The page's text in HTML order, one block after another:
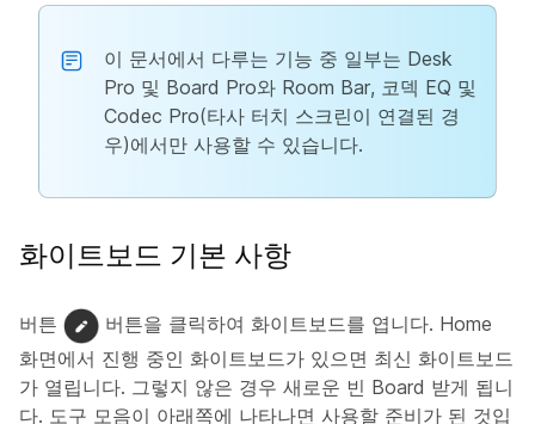
이 문서에서 다루는 기능 중 일부는 Desk
Pro 및 Board Pro와 Room Bar, 코덱 EQ 및
Codec Pro(타사 터치 스크린이 연결된 경
우)에서만 사용할 수 있습니다.
화이트보드 기본 사항
버튼
버튼을 클릭하여 화이트보드를 엽니다. Home
화면에서 진행 중인 화이트보드가 있으면 최신 화이트보드
가 열립니다. 그렇지 않은 경우 새로운 빈 Board 받게 됩니
다. 도구 모음이 아래쪽에 나타나면 사용할 준비가 된 것입